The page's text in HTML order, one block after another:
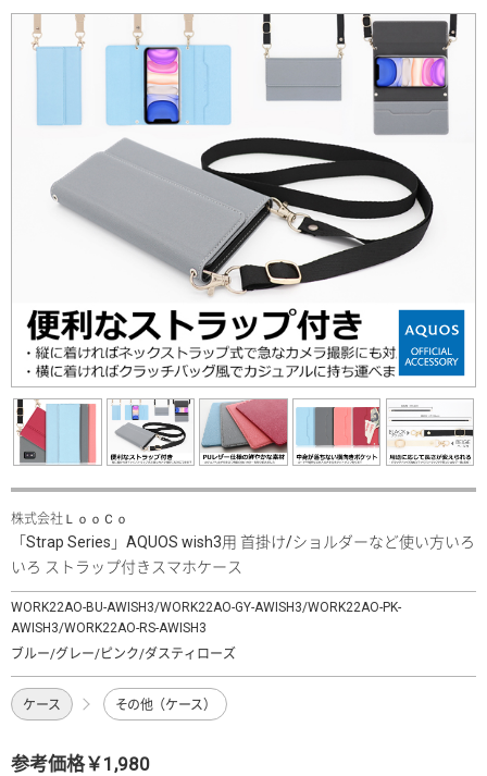
株式会社ＬｏｏＣｏ
「Strap Series」AQUOS wish3用 首掛け/ショルダーなど使い方いろ
いろ ストラップ付きスマホケース
WORK22AO-BU-AWISH3/WORK22AO-GY-AWISH3/WORK22AO-PK-
AWISH3/WORK22AO-RS-AWISH3
ブルー/グレー/ピンク/ダスティローズ
ケース その他（ケース）
参考価格￥1,980